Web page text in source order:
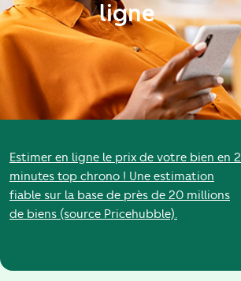
ligne
Estimer en ligne le prix de votre bien en 2
minutes top chrono ! Une estimation
fiable sur la base de près de 20 millions
de biens (source Pricehubble).